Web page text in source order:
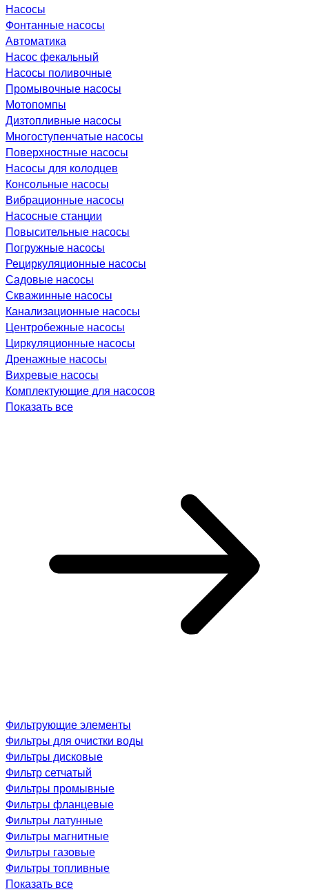
Насосы
Фонтанные насосы
Автоматика
Насос фекальный
Насосы поливочные
Промывочные насосы
Мотопомпы
Дизтопливные насосы
Многоступенчатые насосы
Поверхностные насосы
Насосы для колодцев
Консольные насосы
Вибрационные насосы
Насосные станции
Повысительные насосы
Погружные насосы
Рециркуляционные насосы
Садовые насосы
Скважинные насосы
Канализационные насосы
Центробежные насосы
Циркуляционные насосы
Дренажные насосы
Вихревые насосы
Комплектующие для насосов
Показать все
Фильтрующие элементы
Фильтры для очистки воды
Фильтры дисковые
Фильтр сетчатый
Фильтры промывные
Фильтры фланцевые
Фильтры латунные
Фильтры магнитные
Фильтры газовые
Фильтры топливные
Показать все